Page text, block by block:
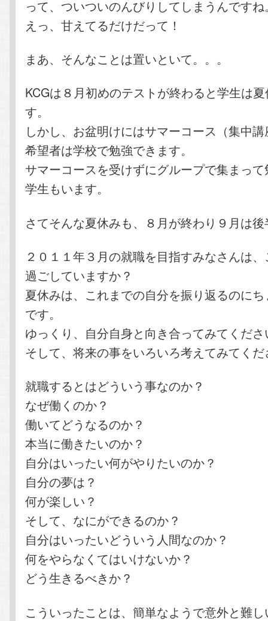
って、ついついのんびりしてしまうんですね
えっ、甘えてるだけだって！
まあ、そんなことは置いといて。。。
KCGは８月初めのテストが終わると学生は
す。
しかし、お盆明けにはサマーコース（集中
希望者は学校で勉強できます。
サマーコースを受けずにグループで集まっ
学生もいます。
さてそんな夏休みも、８月が終わり９月は
２０１１年３月の就職を目指すみなさんは
過ごしていますか？
夏休みは、これまでの自分を振り返るのに
です。
ゆっくり、自分自身と向き合ってみてくだ
そして、将来の事をいろいろ考えてみてく
就職するとはどういう事なのか？
なぜ働くのか？
働いてどうなるのか？
本当に働きたいのか？
自分はいったい何がやりたいのか？
自分の夢は？
何が楽しい？
そして、なにができるのか？
自分はいったいどういう人間なのか？
何をやらなくてはいけないか？
どう生きるべきか？
こういったことは、簡単なようで意外と難